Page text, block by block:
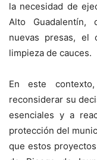
la necesidad de
Alto Guadalentín,
nuevas presas, el
limpieza de cauces.
En este
reconsiderar su
esenciales y a
protección del
que estos